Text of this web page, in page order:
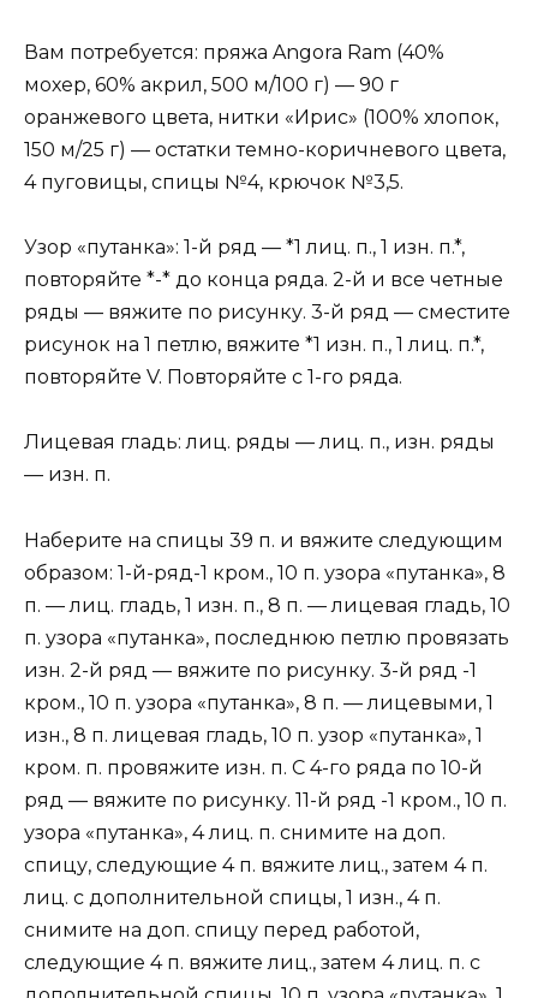
Вам потребуется: пряжа Angora Ram (40%
мохер, 60% акрил, 500 м/100 г) — 90 г
оранжевого цвета, нитки «Ирис» (100% хлопок,
150 м/25 г) — остатки темно-коричневого цвета,
4 пуговицы, спицы №4, крючок №3,5.
Узор «путанка»: 1-й ряд — *1 лиц. п., 1 изн. п.*,
повторяйте *-* до конца ряда. 2-й и все четные
ряды — вяжите по рисунку. 3-й ряд — сместите
рисунок на 1 петлю, вяжите *1 изн. п., 1 лиц. п.*,
повторяйте V. Повторяйте с 1-го ряда.
Лицевая гладь: лиц. ряды — лиц. п., изн. ряды
— изн. п.
Наберите на спицы 39 п. и вяжите следующим
образом: 1-й-ряд-1 кром., 10 п. узора «путанка», 8
п. — лиц. гладь, 1 изн. п., 8 п. — лицевая гладь, 10
п. узора «путанка», последнюю петлю провязать
изн. 2-й ряд — вяжите по рисунку. 3-й ряд -1
кром., 10 п. узора «путанка», 8 п. — лицевыми, 1
изн., 8 п. лицевая гладь, 10 п. узор «путанка», 1
кром. п. провяжите изн. п. С 4-го ряда по 10-й
ряд — вяжите по рисунку. 11-й ряд -1 кром., 10 п.
узора «путанка», 4 лиц. п. снимите на доп.
спицу, следующие 4 п. вяжите лиц., затем 4 п.
лиц. с дополнительной спицы, 1 изн., 4 п.
снимите на доп. спицу перед работой,
следующие 4 п. вяжите лиц., затем 4 лиц. п. с